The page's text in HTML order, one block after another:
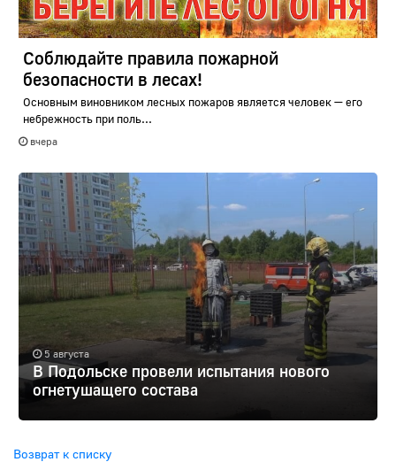
Соблюдайте правила пожарной
безопасности в лесах!
Основным виновником лесных пожаров является человек — его
небрежность при поль...
вчера
5 августа
В Подольске провели испытания нового
огнетушащего состава
Возврат к списку